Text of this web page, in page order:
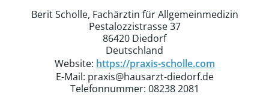
Berit Scholle, Fachärztin für Allgemeinmedizin
Pestalozzistrasse 37
86420 Diedorf
Deutschland
Website: https://praxis-scholle.com
E-Mail: praxis@hausarzt-diedorf.de
Telefonnummer: 08238 2081